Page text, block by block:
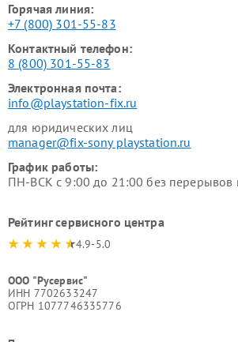
Горячая линия:
+7 (800) 301-55-83
Контактный телефон:
8 (800) 301-55-83
Электронная почта:
info@playstation-fix.ru
для юридических лиц
manager@fix-sony playstation.ru
График работы:
ПН-ВСК с 9:00 до 21:00 без
Рейтинг сервисного центра
4.9-5.0
ООО "Русервис"
ИНН 7702633247
ОГРН 1077746335776